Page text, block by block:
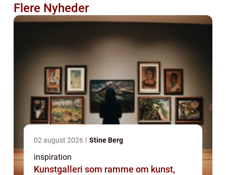
Flere Nyheder
02 august 2026 Stine Berg
inspiration
Kunstgalleri som ramme om kunst,